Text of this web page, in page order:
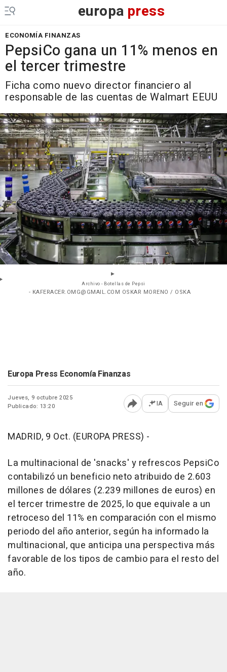
europa press
ECONOMÍA FINANZAS
PepsiCo gana un 11% menos en
el tercer trimestre
Ficha como nuevo director financiero al
responsable de las cuentas de Walmart EEUU
Archivo - Botellas de Pepsi
- KAFERACER.OMG@GMAIL.COM OSKAR MORENO / OSKA
Europa Press Economía Finanzas
Jueves, 9 octubre 2025
Publicado: 13:20
Abrir opciones para
IA Seguir en
MADRID, 9 Oct. (EUROPA PRESS) -
La multinacional de 'snacks' y refrescos PepsiCo
contabilizó un beneficio neto atribuido de 2.603
millones de dólares (2.239 millones de euros) en
el tercer trimestre de 2025, lo que equivale a un
retroceso del 11% en comparación con el mismo
periodo del año anterior, según ha informado la
multinacional, que anticipa una perspectiva más
favorable de los tipos de cambio para el resto del
año.